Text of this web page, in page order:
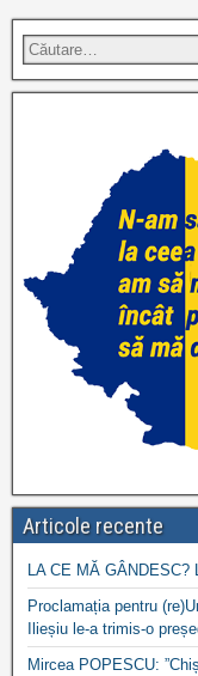
Articole recente
LA CE MĂ
Proclamația pentru
Ilieșiu le-a trimis-o
Mircea POPESCU: